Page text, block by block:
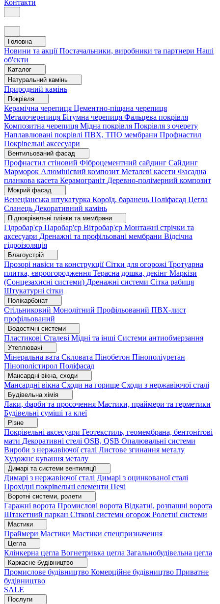
Контакти
Головна
Новини та акціїПостачальники, виробники та партнери Наші
об'єкти
Каталог
Натуральний камінь
Природний камінь
Покрівля
Керамічна черепиця Цементно-піщана черепиця
Металочерепиця Бітумна черепиця Фальцева покрівля
Композитна черепиця Мідна покрівля Покрівля з очерету
Наплавлювані покрівлі ПВХ, ТПО мембрани Профнастил
Покрівельні аксесуари
Вентильований фасад
Профнастил стіновий Фіброцементний сайдинг Сайдинг
Марморок Алюмінієвий композит Металеві касети Фасадна
планкова касета Керамограніт Деревно-полімерний композит
Мокрий фасад
Венеціанська штукатурка Короїд, баранець Поліфасад Цегла
Сланець Декоративний камінь
Підпокрівельні плівки та мембрани
Гідробар'єр Паробар'єр Вітробар'єр Монтажні стрічки та
аксесуари Дренажні та профільовані мембрани Відсічна
гідроізоляція
Благоустрій
Прозорі навіси та конструкціїСітки для огорожі Тротуарна
плитка, євроогородження Терасна дошка, декінг Маркізи
(Сонцезахисні системи) Дренажні системи Сітка рабиця
Штукатурні сітки
Полікарбонат
Стільниковий Монолітний Профільований ПВХ-лист
профільований
Водостічні системи
Пластикові Сталеві Мідні та інші Системи антиобмерзання
Утеплювачі
Мінеральна вата Скловата Пінобетон Пінополіуретан
Пінополістирол Поліфасад
Мансардні вікна, сходи
Мансардні вікна Сходи на горище Сходи з нержавіючої сталі
Будівельна хімія
Лаки, фарби та просочення Мастики, праймери та герметики
Будівельні суміші та клеї
Різне
Покрівельні аксесуари Геотекстиль, геомембрана, бентонітові
мати Декоративні стелі OSB, QSB Опалювальні системи
Вироби з нержавіючої сталі Листове згинання металу
Художнє кування металу
Димарі та системи вентиляції
Димарі з нержавіючої сталі Димарі з оцинкованої сталі
Прохідні покрівельні елементи Печі
Воротні системи, ролети
Гаражні ворота Промислові ворота Відкатні, розпашні ворота
Штакетний паркан Сіткові системи огорож Ролетні системи
Мастики
Праймери Мастики Мастики спецпризначення
Цегла
Клінкерна цегла Вогнетривка цегла Загальнобудівельна цегла
Каркасне будівництво
Промислове будівництво Комерційне будівництво Приватне
будівництво
SALE
Послуги